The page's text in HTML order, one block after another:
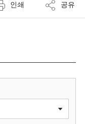
인쇄 공유